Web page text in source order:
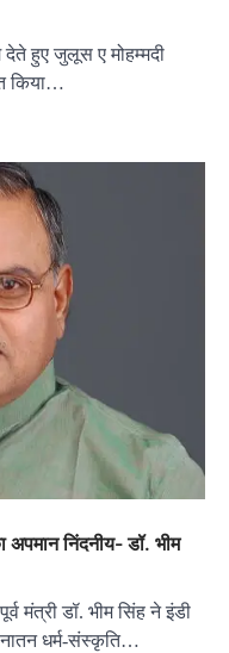
हुए जुलूस ए मोहम्मदी
किया…
अपमान निंदनीय- डॉ. भीम
मंत्री डॉ. भीम सिंह ने इंडी
धर्म-संस्कृति…